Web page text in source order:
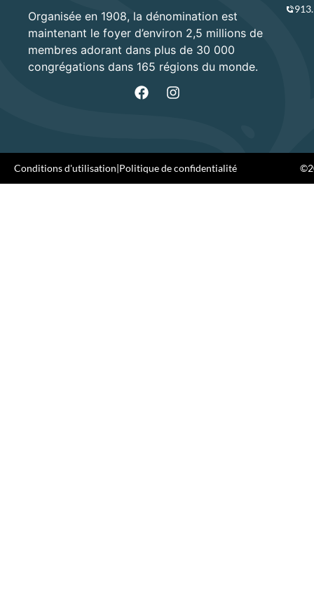
Organisée en 1908, la dénomination est
maintenant le foyer d’environ 2,5 millions de
membres adorant dans plus de 30 000
congrégations dans 165 régions du monde.
Conditions d'utilisation|Politique de confidentialité